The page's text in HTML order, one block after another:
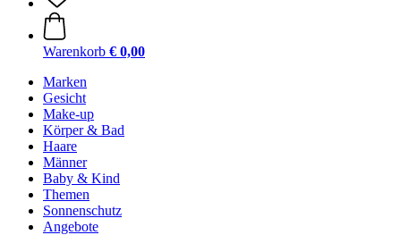
Warenkorb € 0,00
Marken
Gesicht
Make-up
Körper & Bad
Haare
Männer
Baby & Kind
Themen
Sonnenschutz
Angebote